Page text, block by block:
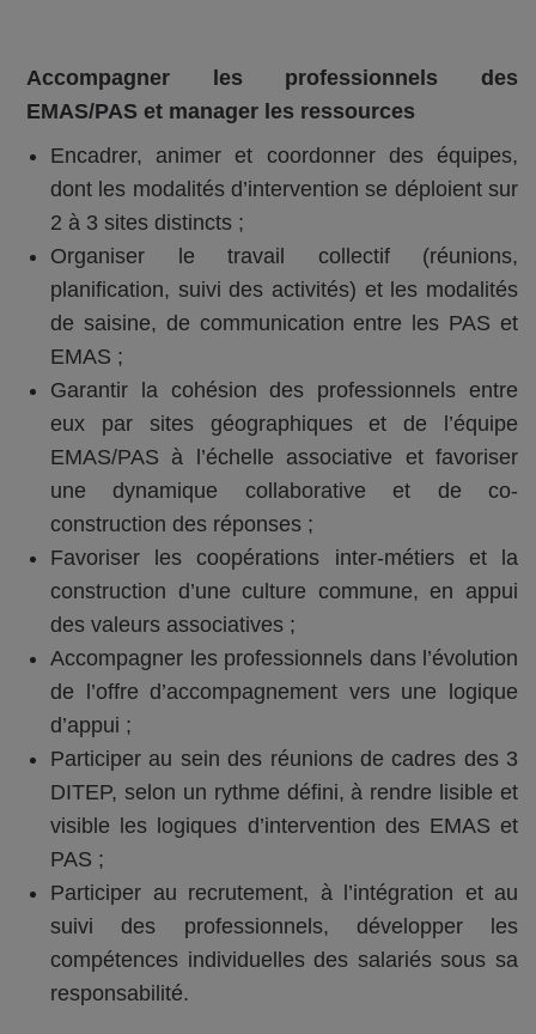
Accompagner les professionnels des
EMAS/PAS et manager les ressources
Encadrer, animer et coordonner des équipes,
dont les modalités d’intervention se déploient sur
2 à 3 sites distincts ;
Organiser le travail collectif (réunions,
planification, suivi des activités) et les modalités
de saisine, de communication entre les PAS et
EMAS ;
Garantir la cohésion des professionnels entre
eux par sites géographiques et de l’équipe
EMAS/PAS à l’échelle associative et favoriser
une dynamique collaborative et de co-
construction des réponses ;
Favoriser les coopérations inter-métiers et la
construction d’une culture commune, en appui
des valeurs associatives ;
Accompagner les professionnels dans l’évolution
de l’offre d’accompagnement vers une logique
d’appui ;
Participer au sein des réunions de cadres des 3
DITEP, selon un rythme défini, à rendre lisible et
visible les logiques d’intervention des EMAS et
PAS ;
Participer au recrutement, à l’intégration et au
suivi des professionnels, développer les
compétences individuelles des salariés sous sa
responsabilité.